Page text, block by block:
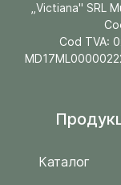
„Victiana" SRL
Cod TVA:
Каталог